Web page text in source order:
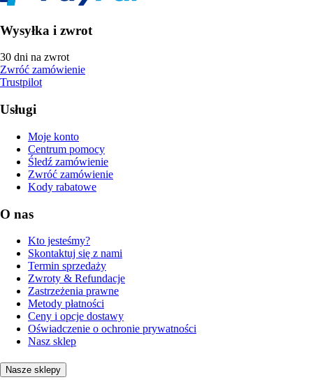
Wysyłka i zwrot
30 dni na zwrot
Zwróć zamówienie
Trustpilot
Usługi
Moje konto
Centrum pomocy
Śledź zamówienie
Zwróć zamówienie
Kody rabatowe
O nas
Kto jesteśmy?
Skontaktuj się z nami
Termin sprzedaży
Zwroty & Refundacje
Zastrzeżenia prawne
Metody płatności
Ceny i opcje dostawy
Oświadczenie o ochronie prywatności
Nasz sklep
Nasze sklepy